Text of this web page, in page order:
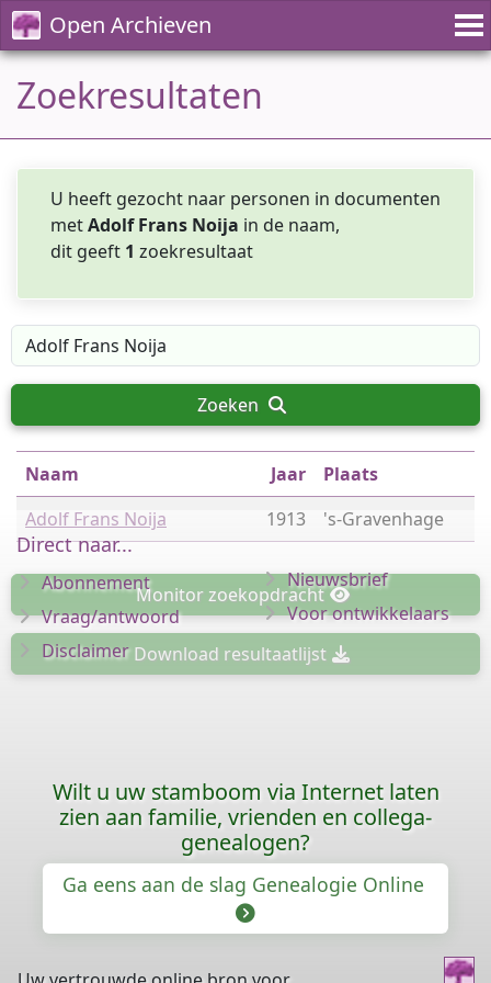
Open Archieven
Zoekresultaten
U heeft gezocht naar personen in documenten
metAdolf Frans Noija in de naam,
dit geeft 1 zoekresultaat
Zoeken
Naam Jaar
Plaats
Adolf Frans Noija
1913 's-Gravenhage
Monitorzoekopdracht
Download resultaatlijst
Direct naar...
Abonnement
Vraag/antwoord
Disclaimer
Nieuwsbrief
Voor ontwikkelaars
Wilt u uw stamboom via Internet laten
zien aan familie, vrienden en collega-
genealogen?
Ga eens aan de slag Genealogie Online